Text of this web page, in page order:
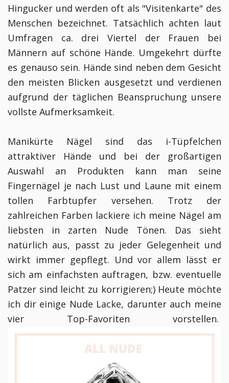
Hingucker und werden oft als "Visitenkarte" des
Menschen bezeichnet. Tatsächlich achten laut
Umfragen ca. drei Viertel der Frauen bei
Männern auf schöne Hände. Umgekehrt dürfte
es genauso sein. Hände sind neben dem Gesicht
den meisten Blicken ausgesetzt und verdienen
aufgrund der täglichen Beanspruchung unsere
vollste Aufmerksamkeit.
Manikürte Nägel sind das i-Tüpfelchen
attraktiver Hände und bei der großartigen
Auswahl an Produkten kann man seine
Fingernägel je nach Lust und Laune mit einem
tollen Farbtupfer versehen. Trotz der
zahlreichen Farben lackiere ich meine Nägel am
liebsten in zarten Nude Tönen. Das sieht
natürlich aus, passt zu jeder Gelegenheit und
wirkt immer gepflegt. Und vor allem lässt er
sich am einfachsten auftragen, bzw. eventuelle
Patzer sind leicht zu korrigieren;) Heute möchte
ich dir einige Nude Lacke, darunter auch meine
vier Top-Favoriten vorstellen.